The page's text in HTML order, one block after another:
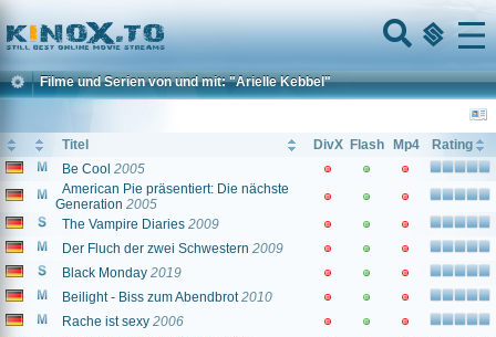
Home
Menu
Filme und Serien von und mit: "Arielle Kebbel"
Titel DivX Flash Mp4
Rating
Be Cool 2005
American Pie präsentiert: Die nächste
Generation 2005
The Vampire Diaries 2009
Der Fluch der zwei Schwestern 2009
Black Monday 2019
Beilight - Biss zum Abendbrot 2010
Rache ist sexy 2006